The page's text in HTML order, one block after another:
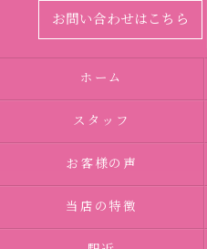
お問い合わせはこちら
ホーム
スタッフ
お客様の声
当店の特徴